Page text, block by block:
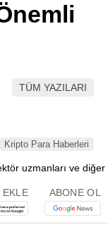
TÜM YAZILARI
Kripto Para Haberleri
EKLE ABONE OL